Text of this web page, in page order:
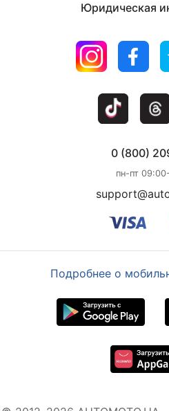
Юридическая
0 (800)
пн-пт
Подробнее о